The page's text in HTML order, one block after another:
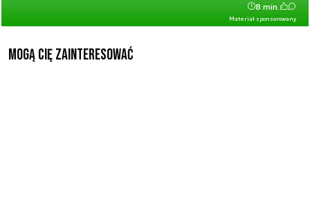
Materiał sponsorowany
8 min.
Mogą Cię zainteresować